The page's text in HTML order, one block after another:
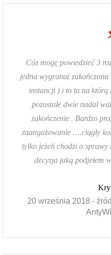
Cóz mogę powiedzieć 3
jedna wygrana(
instancji ) i to ta na którą
pozostałe dwie nadal
zakończenie . Bardzo
zaangażowanie ….ciągły
tylko jeżeli chodzi o
decyzja jaką podjełem
20 września 2018 -